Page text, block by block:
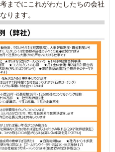
までにこれがわたしたちの会社
ります。